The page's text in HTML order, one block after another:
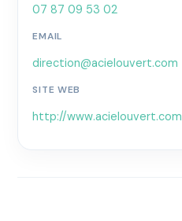
07 87 09 53 02
EMAIL
direction@acielouvert.com
SITE WEB
http://www.acielouvert.com